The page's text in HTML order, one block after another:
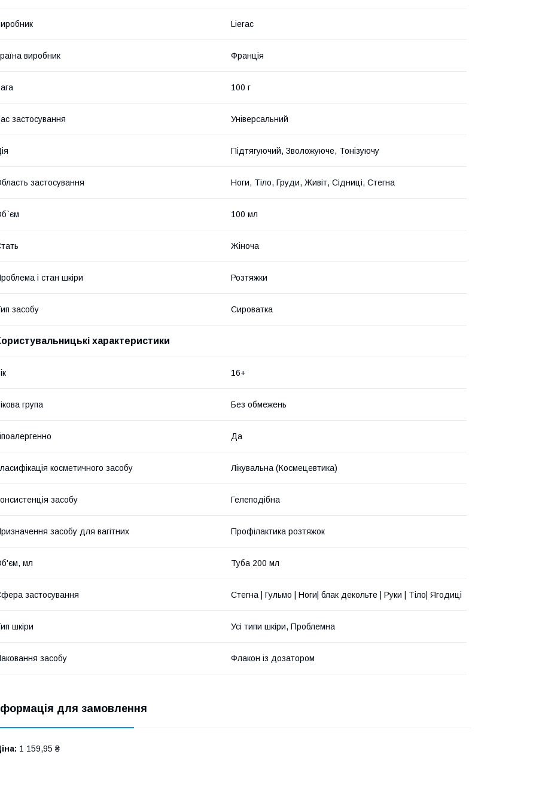
Lierac
виробник Франція
100 г
застосування Універсальний
Підтягуючий, Зволожуюче, Тонізуючу
застосування Ноги, Тіло, Груди, Живіт, Сідниці, Стегна
100 мл
Жіноча
і стан шкіри Розтяжки
засобу Сироватка
характеристики
16+
група Без обмежень
Да
косметичного засобу Лікувальна (Космецевтика)
засобу Гелеподібна
засобу для вагітних Профілактика розтяжок
мл Туба 200 мл
застосування Стегна | Гульмо | Ноги| блак декольте | Руки | Тіло| Ягодиці
шкіри Усі типи шкіри, Проблемна
засобу Флакон із дозатором
для замовлення
1 159,95 ₴